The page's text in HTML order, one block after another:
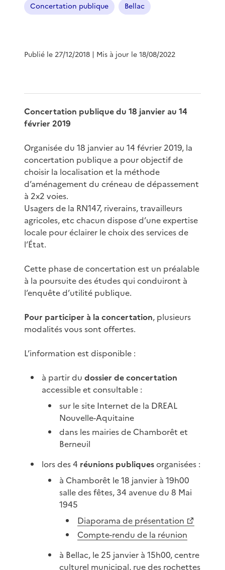
Concertation publique Bellac
Publié le 27/12/2018 | Mis à jour le 18/08/2022
Concertation publique du 18 janvier au 14
février 2019
Organisée du 18 janvier au 14 février 2019, la
concertation publique a pour objectif de
choisir la localisation et la méthode
d’aménagement du créneau de dépassement
à 2x2 voies.
Usagers de la RN147, riverains, travailleurs
agricoles, etc chacun dispose d’une expertise
locale pour éclairer le choix des services de
l’État.
Cette phase de concertation est un préalable
à la poursuite des études qui conduiront à
l’enquête d’utilité publique.
Pour participer à la concertation, plusieurs
modalités vous sont offertes.
L’information est disponible :
à partir dudossier de concertation
accessible et consultable :
sur le site Internet de la DREAL
Nouvelle-Aquitaine
dans les mairies de Chamborêt et
Berneuil
lors des 4 réunions publiquesorganisées :
à Chamborêt le 18 janvier à 19h00
salle des fêtes, 34 avenue du 8 Mai
1945
Diaporama de présentation
Compte-rendu de la réunion
à Bellac, le 25 janvier à 15h00, centre
culturel municipal, rue des rochettes